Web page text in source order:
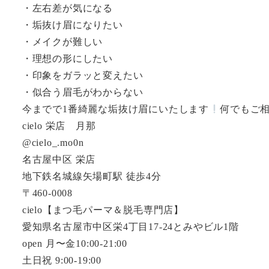
・左右差が気になる
・垢抜け眉になりたい
・メイクが難しい
・理想の形にしたい
・印象をガラッと変えたい
・似合う眉毛がわからない
今までで1番綺麗な垢抜け眉にいたします
何でもご
cielo 栄店 月那
@cielo_.mo0n
名古屋中区 栄店
地下鉄名城線矢場町駅 徒歩4分
〒460-0008
cielo【まつ毛パーマ＆脱毛専門店】
愛知県名古屋市中区栄4丁目17-24とみやビル1階
open 月〜金10:00-21:00
土日祝 9:00-19:00